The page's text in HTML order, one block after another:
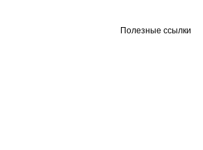
Полезные ссылки